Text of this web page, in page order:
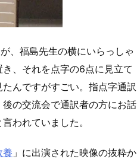
、福島先生の横にいらっしゃ
、それを点字の6点に見立て
んですがすごい。指点字通訳
の交流会で通訳者の方にお話
われていました。
養 」に出演された映像の抜粋か